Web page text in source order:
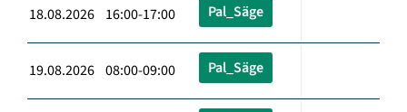
18.08.2026 16:00-17:00 Pal_Säge
19.08.2026 08:00-09:00 Pal_Säge